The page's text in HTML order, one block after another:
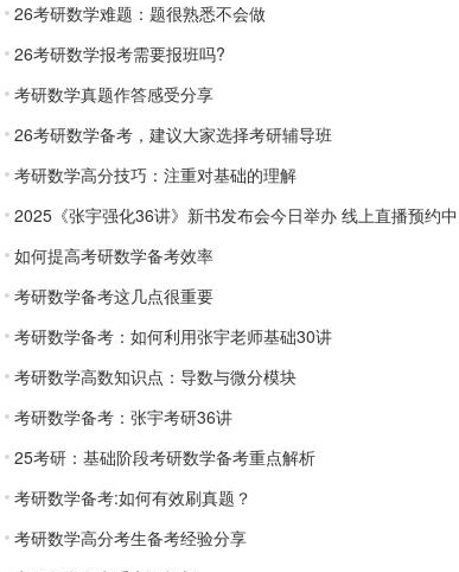
26考研数学难题：题很熟悉不会做
26考研数学报考需要报班吗?
考研数学真题作答感受分享
26考研数学备考，建议大家选择考研辅导班
考研数学高分技巧：注重对基础的理解
2025《张宇强化36讲》新书发布会今日举办 线上直播预约
如何提高考研数学备考效率
考研数学备考这几点很重要
考研数学备考：如何利用张宇老师基础30讲
考研数学高数知识点：导数与微分模块
考研数学备考：张宇考研36讲
25考研：基础阶段考研数学备考重点解析
考研数学备考:如何有效刷真题？
考研数学高分考生备考经验分享